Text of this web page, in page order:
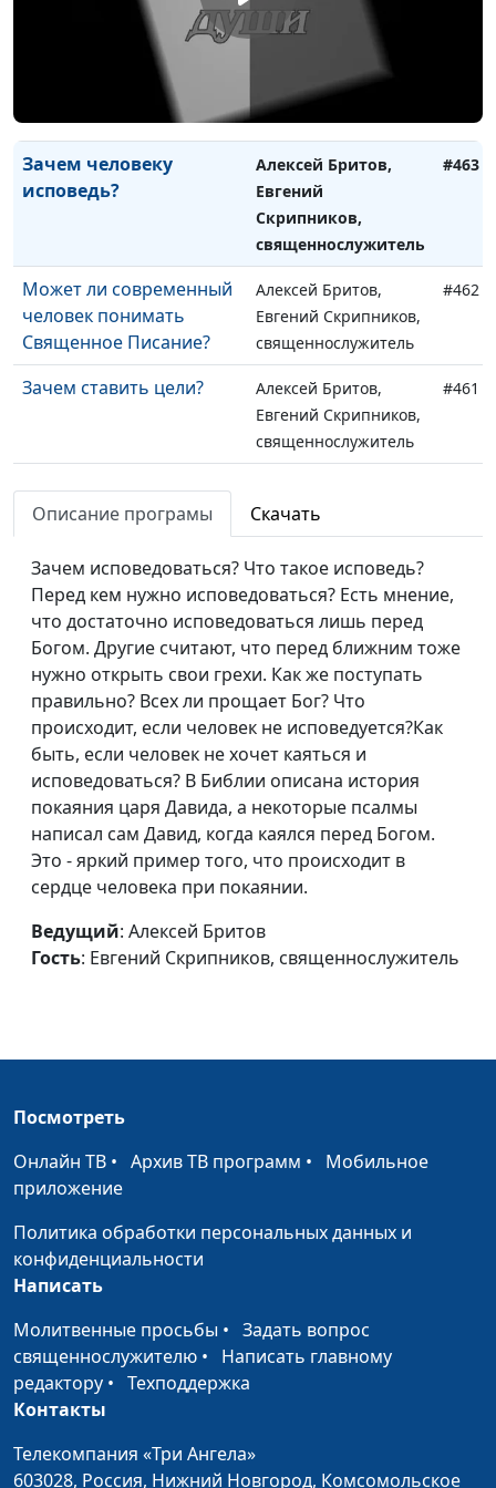
священнослужитель
несносного соседа?
Евгений Скрипников,
священнослужитель
Зачем человеку
исповедь?
Алексей Бритов,
Евгений
Скрипников,
священнослужитель
#463
Может ли современный
человек понимать
Священное Писание?
Алексей Бритов,
Евгений Скрипников,
священнослужитель
#462
Зачем ставить цели?
Алексей Бритов,
Евгений Скрипников,
священнослужитель
#461
Что плохого в матерных
словах?
Евгений Скрипников,
священнослужитель
Нужны ли физические
упражнения?
Алексей Бритов,
Евгений Скрипников,
священнослужитель
Агрессия на дорогах
Алексей Бритов,
Евгений Скрипников,
священнослужитель
Влияние социальных
сетей
Алексей Бритов,
Евгений Скрипников,
священнослужитель
Капелланское служение
Андрей Юнак, Олег
священнослужитель,
член Совета по
Президенте РФ
Встречи духовных
священнослужитель,
религиозными
Миссионерская
деятельность: все ли
методы хороши?
Андрей Юнак, Олег
Гончаров,
религиозными
Описание програмы Скачать
Зачем исповедоваться? Что такое исповедь?
Перед кем нужно исповедоваться? Есть мнение,
что достаточно исповедоваться лишь перед
Богом. Другие считают, что перед ближним тоже
нужно открыть свои грехи. Как же поступать
правильно? Всех ли прощает Бог? Что
происходит, если человек не исповедуется?Как
быть, если человек не хочет каяться и
исповедоваться? В Библии описана история
покаяния царя Давида, а некоторые псалмы
написал сам Давид, когда каялся перед Богом.
Это - яркий пример того, что происходит в
сердце человека при покаянии.
Ведущий: Алексей Бритов
Гость: Евгений Скрипников, священнослужитель
Посмотреть
Онлайн ТВ • Архив ТВ программ • Мобильное
приложение
Политика обработки персональных данных и
конфиденциальности
Написать
Молитвенные просьбы • Задать вопрос
священнослужителю • Написать главному
редактору • Техподдержка
Контакты
Телекомпания «Три Ангела»
603028, Россия, Нижний Новгород, Комсомольское